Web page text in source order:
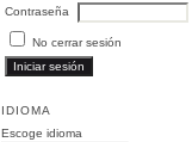
Contraseña
No cerrar sesión
IDIOMA
Escoge idioma